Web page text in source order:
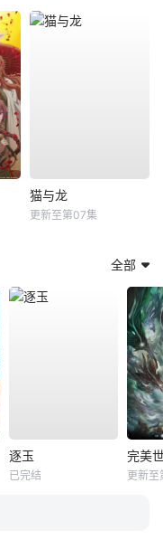
猫与龙
更新至第07集
全部
逐玉
已完结
完美
更新至